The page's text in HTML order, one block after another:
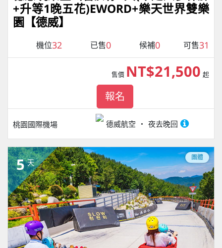
+升等1晚五花)EWORD+樂天世界雙樂
園【德威】
機位32 已售0 候補0 可售31
桃園國際機場 德威航空 夜去晚回
售價 NT$21,500 起
報名
5 天
團體